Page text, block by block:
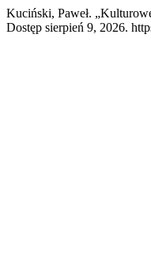
Kuciński, Paweł.
Dostęp sierpień 9, 2026.